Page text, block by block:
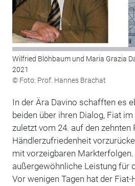
Wilfried Blöhbaum und Maria Grazia
2021
© Foto: Prof. Hannes Brachat
In der Ära Davino schafften es
beiden über ihren Dialog, Fiat
zuletzt vom 24. auf den zehnten
Händlerzufriedenheit
mit vorzeigbaren Markterfolgen.
außergewöhnliche Leistung für
Vor wenigen Tagen hat der Fiat-